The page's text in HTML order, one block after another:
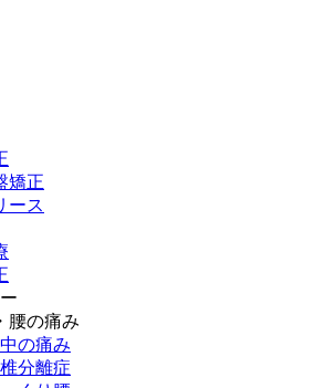
矯正
ース
腰の痛み
の痛み
分離症